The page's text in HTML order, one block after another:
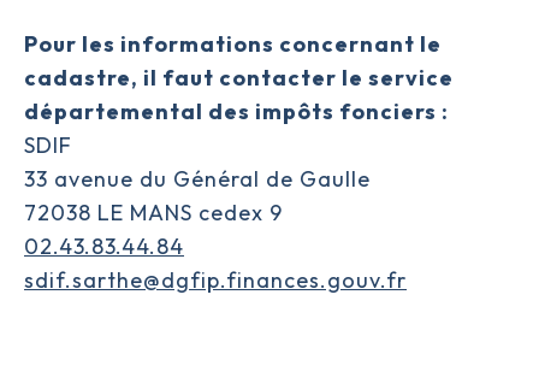
Pour les informations concernant le
cadastre, il faut contacter le service
départemental des impôts fonciers :
SDIF
33 avenue du Général de Gaulle
72038 LE MANS cedex 9
02.43.83.44.84
sdif.sarthe@dgfip.finances.gouv.fr